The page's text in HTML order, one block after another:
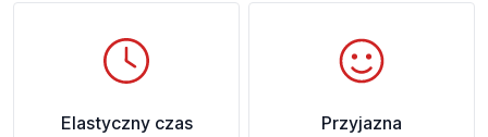
Elastyczny czas
Przyjazna